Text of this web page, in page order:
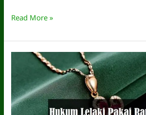
Hukum
Kutu.
Adakah
Dibenarkan
atau
Tidak?
Read More »